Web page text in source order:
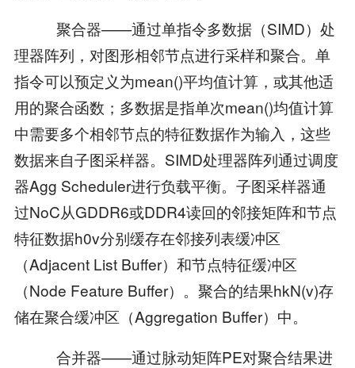
 聚合器——通过单指令多数据（SIMD）处
理器阵列，对图形相邻节点进行采样和聚合。单
指令可以预定义为mean()平均值计算，或其他适
用的聚合函数；多数据是指单次mean()均值计算
中需要多个相邻节点的特征数据作为输入，这些
数据来自子图采样器。SIMD处理器阵列通过调度
器Agg Scheduler进行负载平衡。子图采样器通
过NoC从GDDR6或DDR4读回的邻接矩阵和节点
特征数据h0v分别缓存在邻接列表缓冲区
（Adjacent List Buffer）和节点特征缓冲区
（Node Feature Buffer）。聚合的结果hkN(v)存
储在聚合缓冲区（Aggregation Buffer）中。
 合并器——通过脉动矩阵PE对聚合结果进